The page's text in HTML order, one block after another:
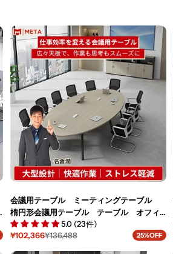
会議用テーブル ミーティングテーブル
楕円形会議用テーブル テーブル オフィ
ステーブル カスタマイズ可能 HYZ-M-
001
5.0 (23件)
セ
¥102,366
通
¥136,488 25%OFF